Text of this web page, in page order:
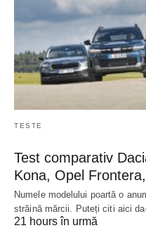
TESTE
Test comparativ
Kona, Opel
Numele modelului poartă o
străină mărcii. Puteți citi aici
21 hours în urmă